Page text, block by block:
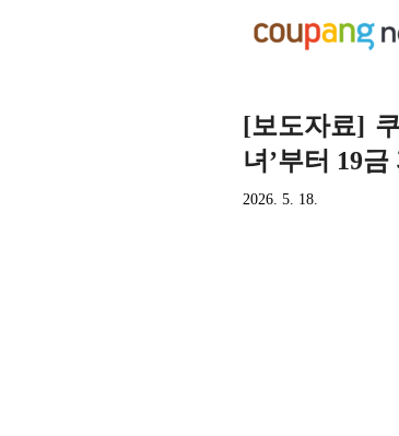
[보도자료]
녀’부터 19
2026. 5. 18.